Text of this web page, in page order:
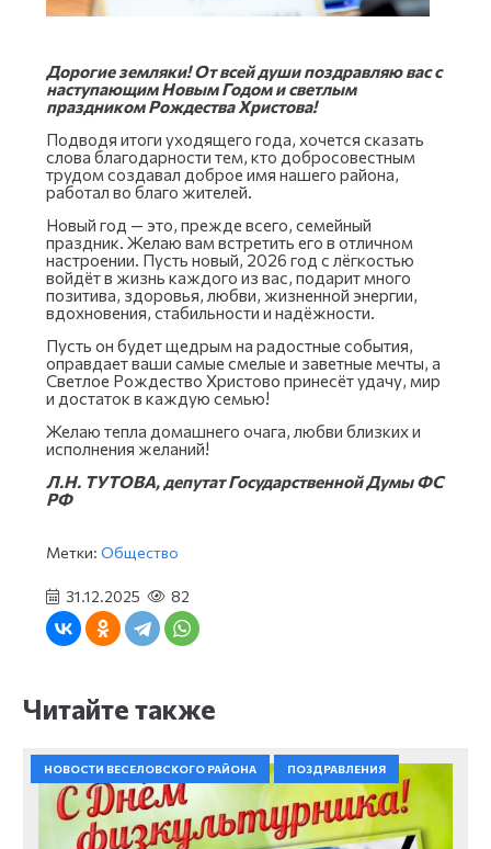
Дорогие земляки! От всей души поздравляю вас с
наступающим Новым Годом и светлым
праздником Рождества Христова!
Подводя итоги уходящего года, хочется сказать
слова благодарности тем, кто добросовестным
трудом создавал доброе имя нашего района,
работал во благо жителей.
Новый год — это, прежде всего, семейный
праздник. Желаю вам встретить его в отличном
настроении. Пусть новый, 2026 год с лёгкостью
войдёт в жизнь каждого из вас, подарит много
позитива, здоровья, любви, жизненной энергии,
вдохновения, стабильности и надёжности.
Пусть он будет щедрым на радостные события,
оправдает ваши самые смелые и заветные мечты, а
Светлое Рождество Христово принесёт удачу, мир
и достаток в каждую семью!
Желаю тепла домашнего очага, любви близких и
исполнения желаний!
Л.Н. ТУТОВА, депутат Государственной Думы ФС
РФ
Метки: Общество
31.12.2025 82
Читайте также
НОВОСТИ ВЕСЕЛОВСКОГО РАЙОНА ПОЗДРАВЛЕНИЯ